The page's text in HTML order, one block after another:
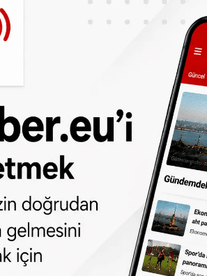
(aanslagbiljetten),
etkinleştiren mükelleflere, dijital
için dijital olarak gönderilen
yapılabilecek.
kiraya verilen evler için yeni
mobilyalı ev kiralama veya
ayından itibaren kdv
tarafından veya Airbnb,
kiraya verilmesi arasında fark